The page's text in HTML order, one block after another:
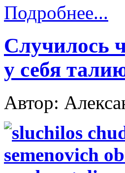
Подробнее...
Случилось
у себя
Автор: